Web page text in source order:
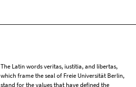
The Latin words veritas, iustitia, and libertas,
which frame the seal of Freie Universität Berlin,
stand for the values that have defined the